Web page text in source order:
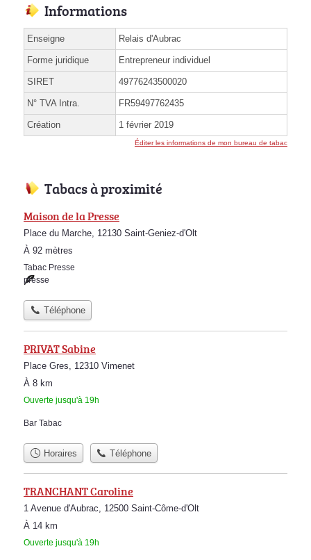
Informations
Enseigne Relais d'Aubrac
Forme juridique Entrepreneur individuel
SIRET 49776243500020
N° TVA Intra. FR59497762435
Création 1 février 2019
Éditer les informations de mon bureau de tabac
Tabacs à proximité
Maison de la Presse
Place du Marche, 12130 Saint-Geniez-d'Olt
À 92 mètres
Tabac Presse
presse
Téléphone
PRIVAT Sabine
Place Gres, 12310 Vimenet
À 8 km
Ouverte jusqu'à 19h
Bar Tabac
Horaires Téléphone
TRANCHANT Caroline
1 Avenue d'Aubrac, 12500 Saint-Côme-d'Olt
À 14 km
Ouverte jusqu'à 19h